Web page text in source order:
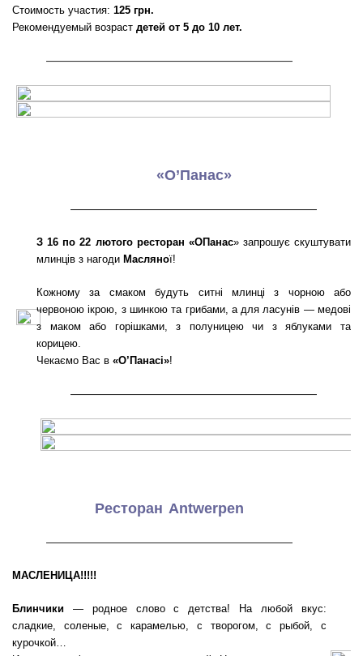
Стоимость участия: 125 грн.
Рекомендуемый возраст детей от 5 до 10 лет.
———————————————————
«О’Панас»
———————————————————
З 16 по 22 лютого ресторан «ОПанас» запрошує скуштувати
млинцiв з нагоди Масляної!
Кожному за смаком будуть ситні млинці з чорною або
червоною ікрою, з шинкою та грибами, а для ласунів — медові
з маком або горішками, з полуницею чи з яблуками та
корицею.
Чекаємо Вас в «О’Панасi»!
———————————————————
Ресторан Antwerpen
———————————————————
МАСЛЕНИЦА!!!!!
Блинчики — родное слово с детства! На любой вкус:
сладкие, соленые, с карамелью, с творогом, с рыбой, с
курочкой…